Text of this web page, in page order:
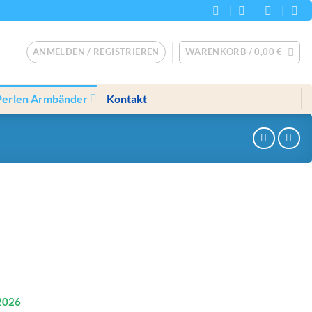
ANMELDEN / REGISTRIEREN WARENKORB /0,00€
Armbänder Kontakt